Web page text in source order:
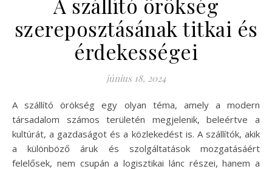
szereposztásának titkai és
érdekességei
június 18, 2024
A szállító örökség egy olyan téma, amely a modern
társadalom számos területén megjelenik, beleértve a
kultúrát, a gazdaságot és a közlekedést is. A szállítók, akik
a különböző áruk és szolgáltatások mozgatásáért
felelősek, nem csupán a logisztikai lánc részei, hanem a